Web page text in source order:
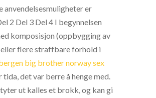
er
2 Del 3 Del 4 I begynnelsen
komposisjon (oppbygging av
eller flere straffbare forhold i
big brother norway sex
det var berre å henge med.
ut kalles et brokk, og kan gi